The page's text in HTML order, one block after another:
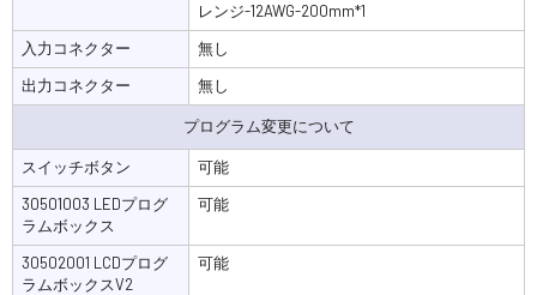
レンジ-12AWG-200mm*1
入力コネクター
無し
出力コネクター
無し
プログラム変更について
スイッチボタン
可能
30501003 LEDプログ
ラムボックス
可能
30502001 LCDプログ
ラムボックスV2
可能